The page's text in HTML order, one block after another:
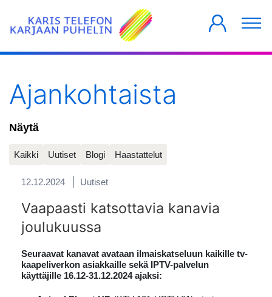
YRITYKSILLE
Ajankohtaista
Näytä
Kaikki Uutiset Blogi Haastattelut
12.12.2024 Uutiset
Vaapaasti katsottavia kanavia
joulukuussa
Seuraavat kanavat avataan ilmaiskatseluun kaikille tv-
kaapeliverkon asiakkaille sekä IPTV-palvelun
käyttäjille 16.12-31.12.2024 ajaksi: